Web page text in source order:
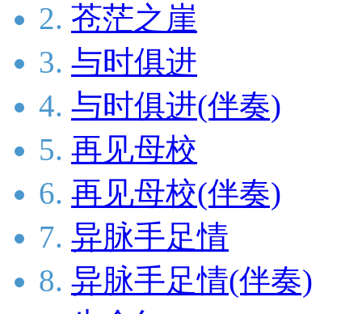
2. 苍茫之崖
3. 与时俱进
4. 与时俱进(伴奏)
5. 再见母校
6. 再见母校(伴奏)
7. 异脉手足情
8. 异脉手足情(伴奏)